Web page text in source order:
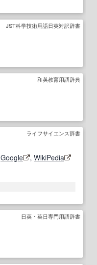
JST科学技術用語日英対訳辞書
和英教育用語辞典
ライフサイエンス辞書
Google , WikiPedia
日英・英日専門用語辞書